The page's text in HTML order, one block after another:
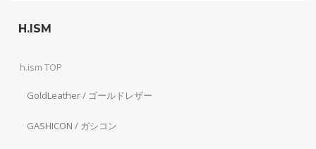
H.ISM
h.ism TOP
GoldLeather / ゴールドレザー
GASHICON / ガシコン